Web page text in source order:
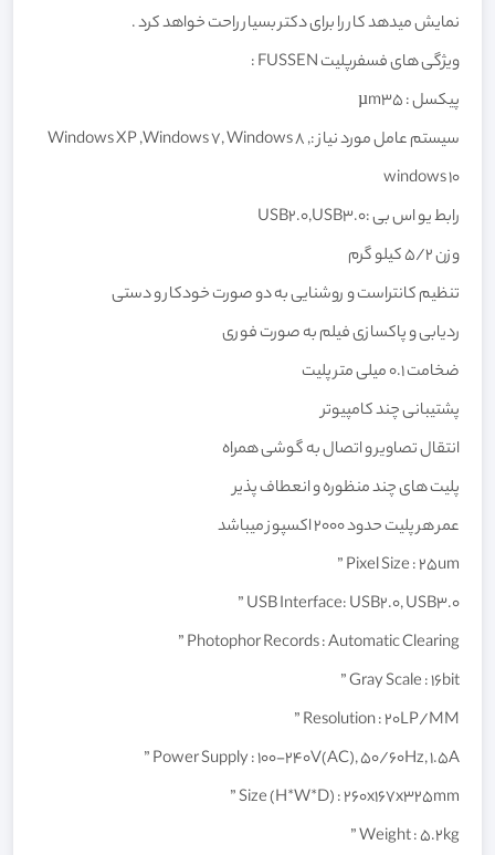
نمایش میدهد کار را برای دکتر بسیار راحت خواهد کرد .
ویژگی های فسفرپلیت FUSSEN :
پیکسل : µm35
سیستم عامل مورد نیاز :Windows XP ,Windows 7, Windows 8 ,
windows 10
رابط یو اس بی :USB2.0,USB3.0
وزن ۵/2 کیلو گرم
تنظیم کانتراست و روشنایی به دو صورت خودکار و دستی
ردیابی و پاکسازی فیلم به صورت فوری
ضخامت ۰.۱ میلی متر پلیت
پشتیبانی چند کامپیوتر
انتقال تصاویر و اتصال به گوشی همراه
پلیت های چند منظوره و انعطاف پذیر
عمر هر پلیت حدود 2000 اکسپوز میباشد
Pixel Size : 25um ”
USB Interface: USB2.0, USB3.0 ”
Photophor Records : Automatic Clearing ”
Gray Scale : 16bit ”
Resolution : 20LP/MM ”
Power Supply : 100-240V(AC), 50/60Hz, 1.5A ”
Size (H*W*D) : 260x167x325mm ”
Weight : 5.2kg ”